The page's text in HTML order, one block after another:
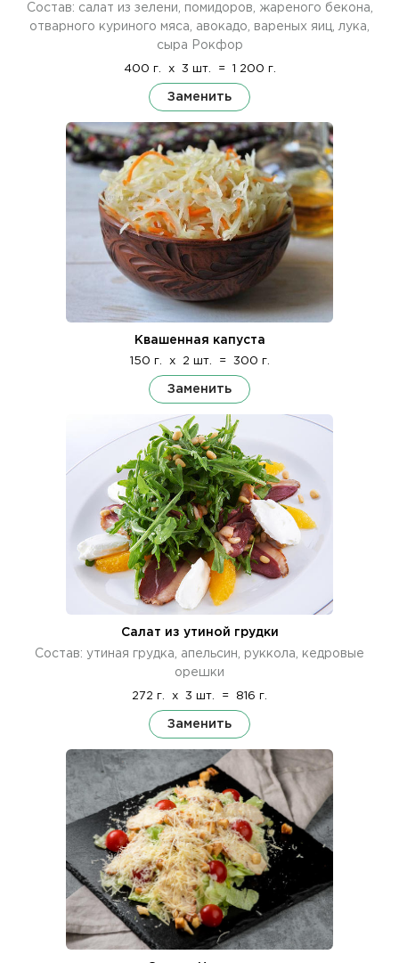
Состав: салат из зелени, помидоров, жареного бекона,
отварного куриного мяса, авокадо, вареных яиц, лука,
сыра Рокфор
400 г. x 3 шт. = 1 200 г.
Заменить
Квашенная капуста
150 г. x 2 шт. = 300 г.
Заменить
Салат из утиной грудки
Состав: утиная грудка, апельсин, руккола, кедровые
орешки
272 г. x 3 шт. = 816 г.
Заменить